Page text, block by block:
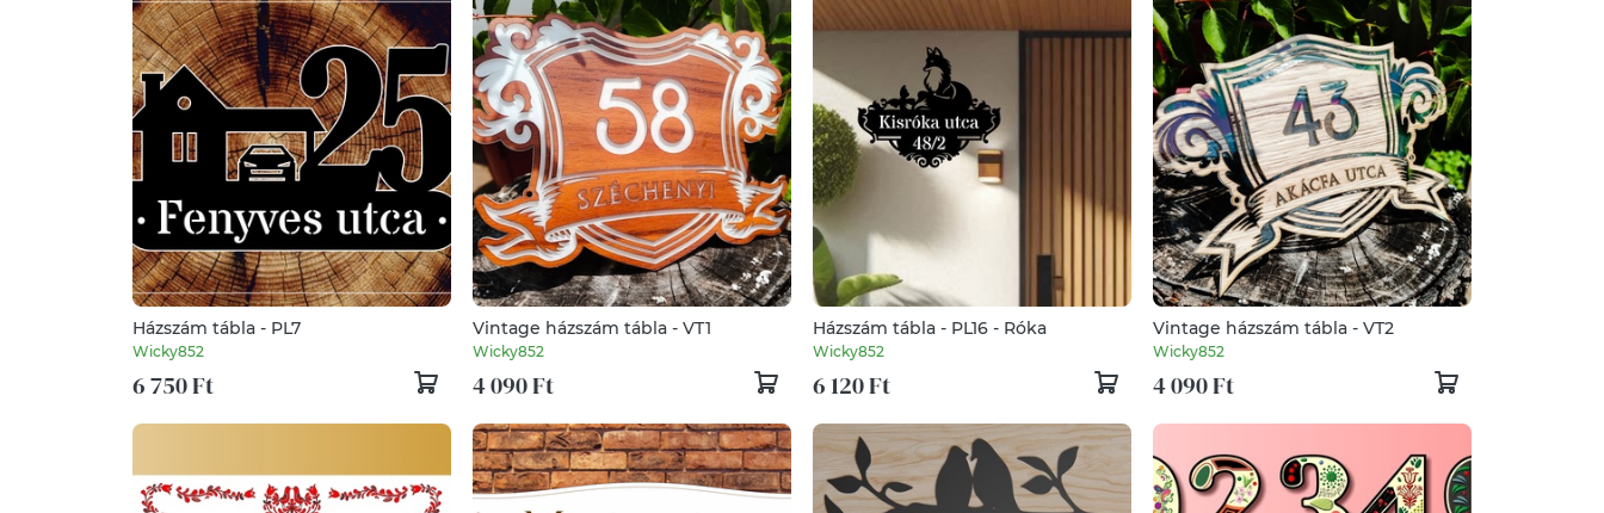
Házszám tábla - PL7
Wicky852
6 750 Ft
Vintage házszám tábla - VT1
Wicky852
4 090 Ft
Házszám tábla - PL16 - Róka
Wicky852
6 120 Ft
Vintage házszám tábla - VT2
Wicky852
4 090 Ft